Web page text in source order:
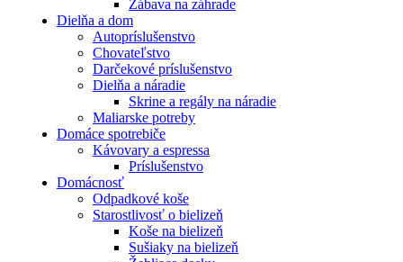
Zábava na záhrade
Dielňa a dom
Autopríslušenstvo
Chovateľstvo
Darčekové príslušenstvo
Dielňa a náradie
Skrine a regály na náradie
Maliarske potreby
Domáce spotrebiče
Kávovary a espressa
Príslušenstvo
Domácnosť
Odpadkové koše
Starostlivosť o bielizeň
Koše na bielizeň
Sušiaky na bielizeň